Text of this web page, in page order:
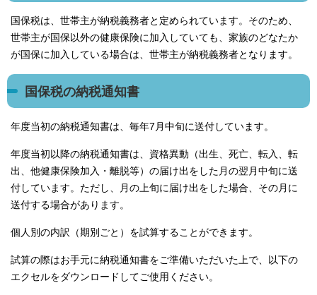
国保税は、世帯主が納税義務者と定められています。そのため、
世帯主が国保以外の健康保険に加入していても、家族のどなたか
が国保に加入している場合は、世帯主が納税義務者となります。
国保税の納税通知書
年度当初の納税通知書は、毎年7月中旬に送付しています。
年度当初以降の納税通知書は、資格異動（出生、死亡、転入、転
出、他健康保険加入・離脱等）の届け出をした月の翌月中旬に送
付しています。ただし、月の上旬に届け出をした場合、その月に
送付する場合があります。
個人別の内訳（期別ごと）を試算することができます。
試算の際はお手元に納税通知書をご準備いただいた上で、以下の
エクセルをダウンロードしてご使用ください。